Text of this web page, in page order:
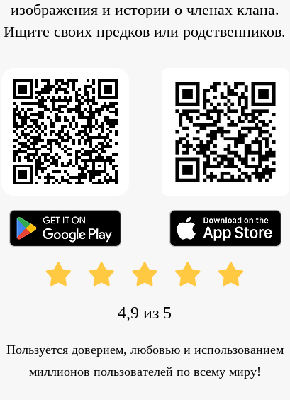
изображения и истории о членах клана.
Ищите своих предков или родственников.
4,9 из 5
Пользуется доверием, любовью и использованием
миллионов пользователей по всему миру!